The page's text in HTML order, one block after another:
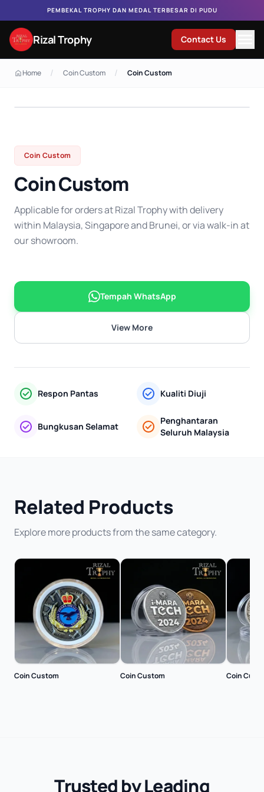
PEMBEKAL TROPHY DAN MEDAL TERBESAR DI PUDU
Rizal Trophy Contact Us
Home / Coin Custom / Coin Custom
Coin Custom
Coin Custom
Applicable for orders at Rizal Trophy with delivery
within Malaysia, Singapore and Brunei, or via walk-in at
our showroom.
Tempah WhatsApp
View More
Respon Pantas Kualiti Diuji
Bungkusan Selamat
Penghantaran
Seluruh Malaysia
Related Products
Explore more products from the same category.
Coin Custom Coin Custom Coin
Trusted by Leading